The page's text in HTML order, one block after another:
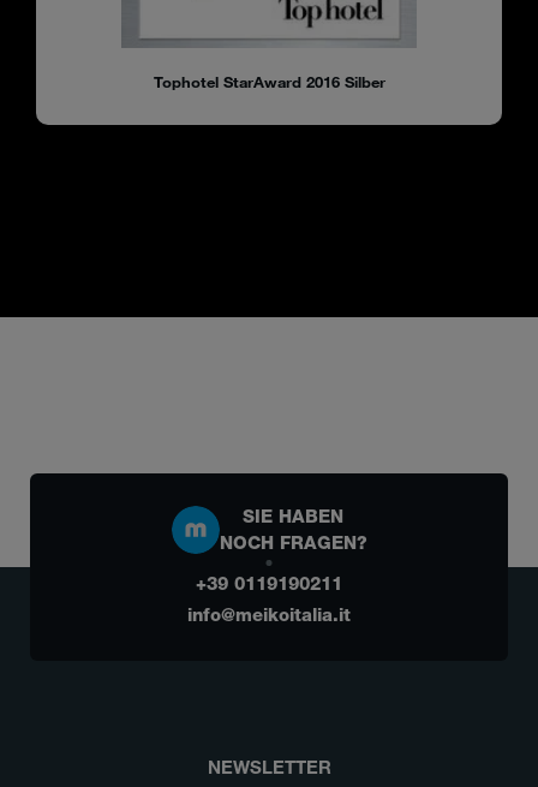
Tophotel StarAward 2016 Silber
SIE HABEN
NOCH FRAGEN?
+39 0119190211
info@meikoitalia.it
NEWSLETTER